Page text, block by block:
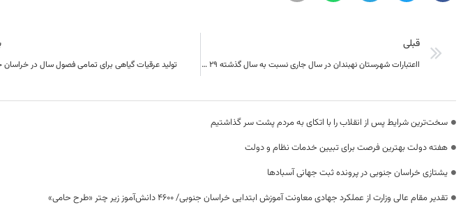
قبلی
ااعتبارات شهرستان نهبندان در سال جاری نسبت به سال گذشته ۲۹ درصد افزایش یافت تولید عرقیات گیاهی برای تمامی فصول سال در خراسان
سخت‌ترین شرایط پس از انقلاب را با اتکای به مردم پشت سر گذاشتیم
هفته دولت بهترین فرصت برای تبیین خدمات نظام و دولت
یشتازی خراسان جنوبی در پرونده ثبت جهانی آسبادها
تقدیر مقام عالی وزارت از عملکرد جهادی معاونت آموزش ابتدایی خراسان جنوبی/ ۴۶۰۰ دانش‌آموز زیر چتر «طرح حامی»